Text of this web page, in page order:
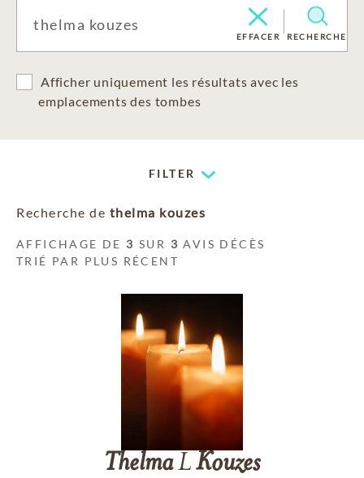
EFFACER RECHERCHE
Afficher uniquement les résultats avec les
emplacements des tombes
FILTER
Recherche de thelma kouzes
AFFICHAGE DE 3 SUR 3 AVIS DÉCÈS
TRIÉ PAR PLUS RÉCENT
ThelmaLKouzes